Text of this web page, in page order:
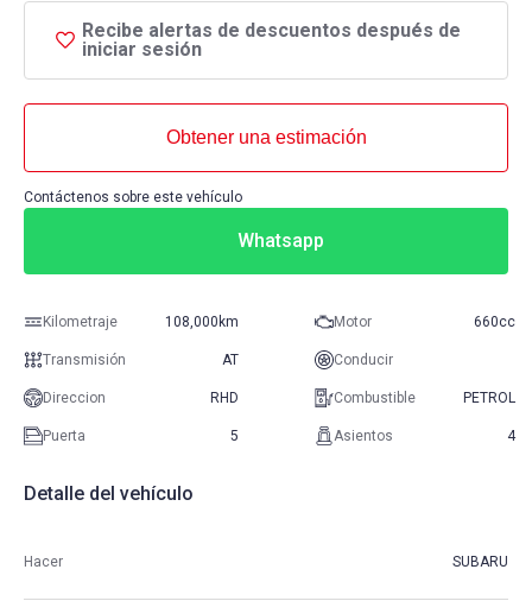
Recibe alertas de descuentos después de
iniciar sesión
Obtener una estimación
Contáctenos sobre este vehículo
Whatsapp
Kilometraje 108,000km Motor 660cc
Transmisión AT Conducir
Direccion RHD Combustible PETROL
Puerta 5 Asientos 4
Detalle del vehículo
Hacer SUBARU